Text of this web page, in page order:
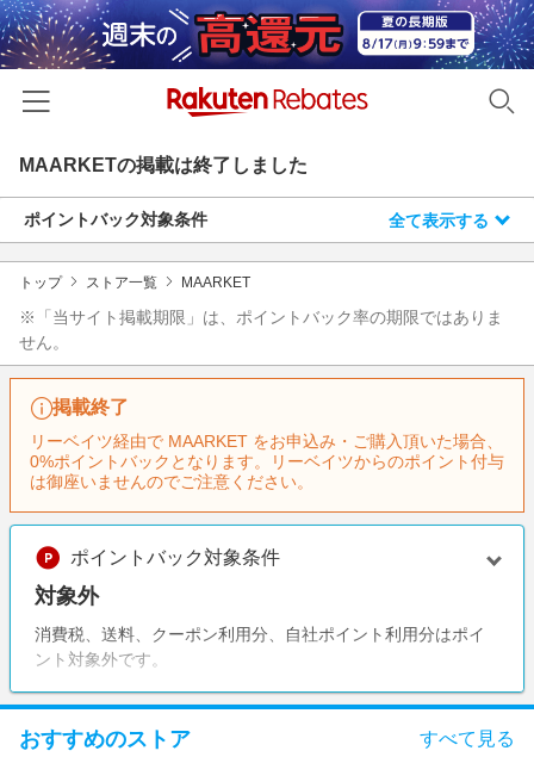
ホーム
カテゴリー一覧
百貨店・総合ECモール
ファッション・インナー・小物
食品・スイーツ・お酒
コスメ・健康・医薬品
キッズ・ベビー用品
家電・PC・スマホ・カメラ
エンタメ
スポーツ・アウトドア・ゴルフ
インテリア・寝具
ペット・花・DIY・車
旅行・レジャー・ホテル予約
生活・お役立ち
イベント一覧
リーベイツ注目ストア
初回購入者限定特典
対象ストア新規限定特典
新着ストアのご紹介
電子書籍特集
楽天ペイ導入ストア
楽天サービス特集
旅行特集
わくわく夏特集
ヘルプ
友達紹介
楽天IDでログイン/会員登録
MAARKETの掲載は終了しました
ポイントバック対象条件 全て表示する
トップ ストア一覧 MAARKET
※「当サイト掲載期限」は、ポイントバック率の期限ではありま
せん。
掲載終了
リーベイツ経由で MAARKET をお申込み・ご購入頂いた場合、
0%ポイントバックとなります。リーベイツからのポイント付与
は御座いませんのでご注意ください。
ポイントバック対象条件
対象外
消費税、送料、クーポン利用分、自社ポイント利用分はポイ
ント対象外です。
おすすめのストア すべて見る